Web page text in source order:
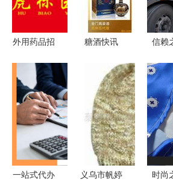
外用药品招
品代理,外
用产品,外
用药品网
糖酒快讯
办服务助力
食品商务高
效发展
信赖
运输
——整
流托
贸代理
服务
一站式代办
义乌市帆婷
时尚